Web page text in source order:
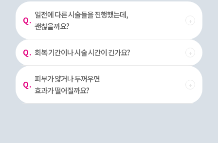
Q .
일전에 다른 시술들을 진행했는데,
괜찮을까요?
Q . 회복 기간이나 시술 시간이 긴가요?
Q .
피부가 얇거나 두꺼우면
효과가 떨어질까요?